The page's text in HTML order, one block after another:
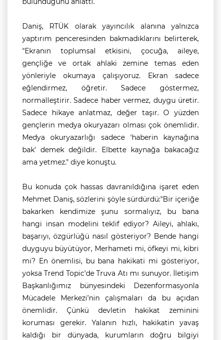
Daniş, RTÜK olarak yayıncılık alanına yalnızca
yaptırım penceresinden bakmadıklarını belirterek,
"Ekranın toplumsal etkisini, çocuğa, aileye,
gençliğe ve ortak ahlaki zemine temas eden
yönleriyle okumaya çalışıyoruz. Ekran sadece
eğlendirmez, öğretir. Sadece göstermez,
normalleştirir. Sadece haber vermez, duygu üretir.
Sadece hikaye anlatmaz, değer taşır. O yüzden
gençlerin medya okuryazarı olması çok önemlidir.
Medya okuryazarlığı sadece 'haberin kaynağına
bak' demek değildir. Elbette kaynağa bakacağız
ama yetmez." diye konuştu.
Bu konuda çok hassas davranıldığına işaret eden
Mehmet Daniş, sözlerini şöyle sürdürdü:"Bir içeriğe
bakarken kendimize şunu sormalıyız, bu bana
hangi insan modelini teklif ediyor? Aileyi, ahlakı,
başarıyı, özgürlüğü nasıl gösteriyor? Bende hangi
duyguyu büyütüyor, Merhameti mi, öfkeyi mi, kibri
mi? En önemlisi, bu bana hakikati mi gösteriyor,
yoksa Trend Topic'de Truva Atı mı sunuyor. İletişim
Başkanlığımız bünyesindeki Dezenformasyonla
Mücadele Merkezi’nin çalışmaları da bu açıdan
önemlidir. Çünkü devletin hakikat zeminini
koruması gerekir. Yalanın hızlı, hakikatin yavaş
kaldığı bir dünyada, kurumların doğru bilgiyi